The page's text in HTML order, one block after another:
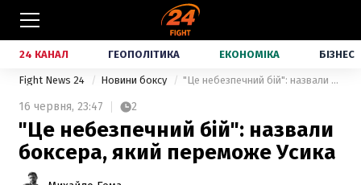
24 КАНАЛ ГЕОПОЛІТИКА ЕКОНОМІКА БІЗНЕС
Fight News 24 Новини боксу "Це небезпечний бій": назвали боксера, який переможе Усика
16 червня, 23:47 2
"Це небезпечний бій": назвали
боксера, який переможе Усика